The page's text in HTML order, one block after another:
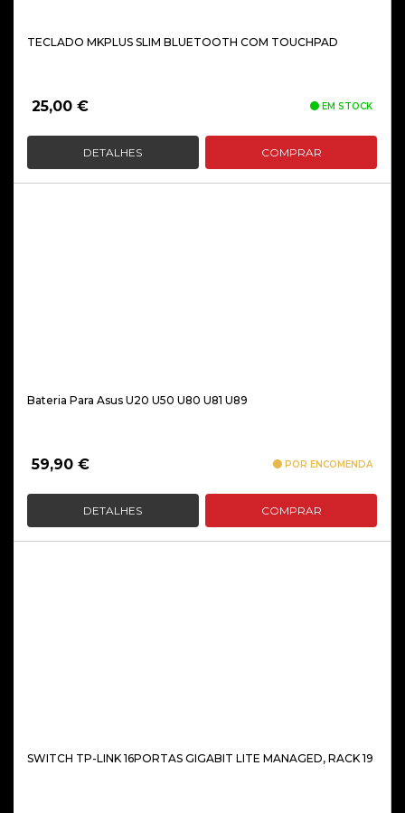
TECLADO MKPLUS SLIM BLUETOOTH COM TOUCHPAD
25,00 € EM STOCK
DETALHES COMPRAR
Bateria Para Asus U20 U50 U80 U81 U89
59,90 € POR ENCOMENDA
DETALHES COMPRAR
SWITCH TP-LINK 16PORTAS GIGABIT LITE MANAGED, RACK 19